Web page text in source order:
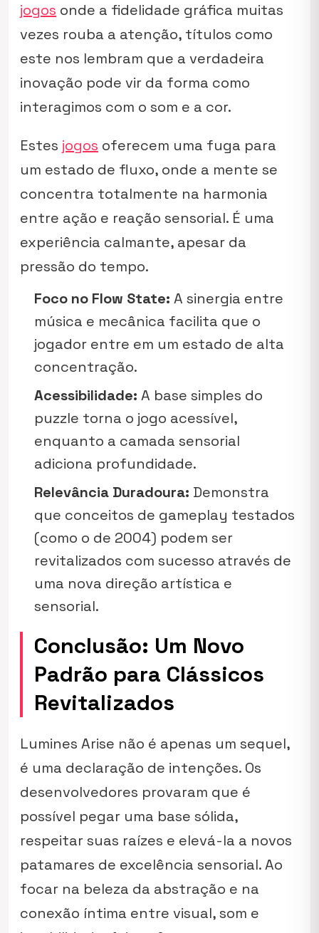
jogos onde a fidelidade gráfica muitas
vezes rouba a atenção, títulos como
este nos lembram que a verdadeira
inovação pode vir da forma como
interagimos com o som e a cor.
Estes jogos oferecem uma fuga para
um estado de fluxo, onde a mente se
concentra totalmente na harmonia
entre ação e reação sensorial. É uma
experiência calmante, apesar da
pressão do tempo.
Foco no Flow State: A sinergia entre
música e mecânica facilita que o
jogador entre em um estado de alta
concentração.
Acessibilidade: A base simples do
puzzle torna o jogo acessível,
enquanto a camada sensorial
adiciona profundidade.
Relevância Duradoura: Demonstra
que conceitos de gameplay testados
(como o de 2004) podem ser
revitalizados com sucesso através de
uma nova direção artística e
sensorial.
Conclusão: Um Novo
Padrão para Clássicos
Revitalizados
Lumines Arise não é apenas um sequel,
é uma declaração de intenções. Os
desenvolvedores provaram que é
possível pegar uma base sólida,
respeitar suas raízes e elevá-la a novos
patamares de excelência sensorial. Ao
focar na beleza da abstração e na
conexão íntima entre visual, som e